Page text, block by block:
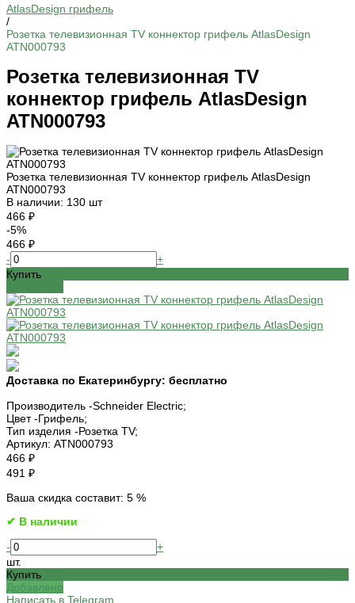
AtlasDesign грифель
/
Розетка телевизионная TV коннектор грифель AtlasDesign
ATN000793
Розетка телевизионная TV
коннектор грифель AtlasDesign
ATN000793
Розетка телевизионная TV коннектор грифель AtlasDesign
ATN000793
В наличии: 130 шт
466 ₽
-5%
466 ₽
-
+
Купить
Доставка по Екатеринбургу: бесплатно
Производитель -Schneider Electric;
Цвет -Грифель;
Тип изделия -Розетка TV;
Артикул: ATN000793
466 ₽
491 ₽
Ваша скидка составит: 5 %
✔ В наличии
-
+
шт.
Купить
Добавлено
Написать в Telegram